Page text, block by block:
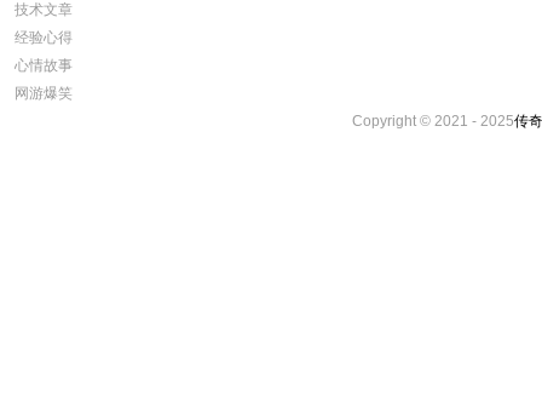
技术文章
经验心得
心情故事
网游爆笑
Copyright © 2021 - 2025传